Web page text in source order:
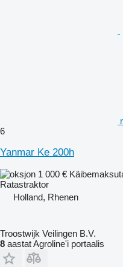
6
Yanmar Ke 200h
1 000 €
Ratastraktor
Holland, Rhenen
Troostwijk Veilingen B.V.
8 aastat Agroline'i portaalis